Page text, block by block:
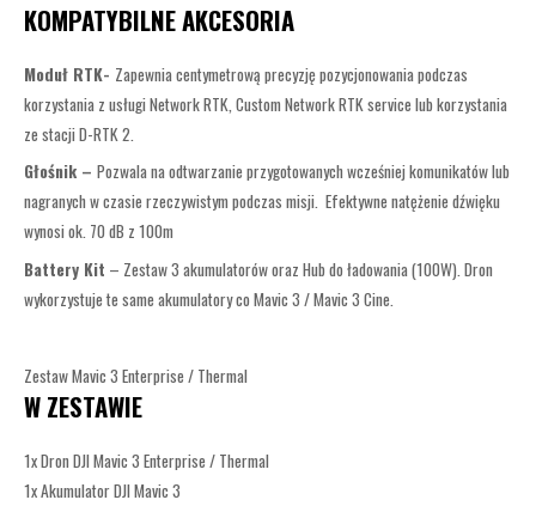
KOMPATYBILNE AKCESORIA
Moduł RTK- Zapewnia centymetrową precyzję pozycjonowania podczas
korzystania z usługi Network RTK, Custom Network RTK service lub korzystania
ze stacji D-RTK 2.
Głośnik – Pozwala na odtwarzanie przygotowanych wcześniej komunikatów lub
nagranych w czasie rzeczywistym podczas misji. Efektywne natężenie dźwięku
wynosi ok. 70 dB z 100m
Battery Kit – Zestaw 3 akumulatorów oraz Hub do ładowania (100W). Dron
wykorzystuje te same akumulatory co Mavic 3 / Mavic 3 Cine.
Zestaw Mavic 3 Enterprise / Thermal
W ZESTAWIE
1x Dron DJI Mavic 3 Enterprise / Thermal
1x Akumulator DJI Mavic 3